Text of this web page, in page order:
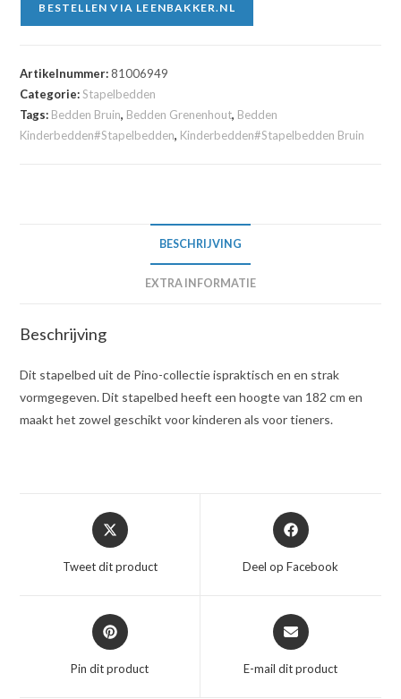
BESTELLEN VIA LEENBAKKER.NL
Artikelnummer:81006949
Categorie:Stapelbedden
Tags: Bedden Bruin, Bedden Grenenhout, Bedden
Kinderbedden#Stapelbedden, Kinderbedden#Stapelbedden Bruin
BESCHRIJVING
EXTRA INFORMATIE
Beschrijving
Dit stapelbed uit de Pino-collectie ispraktisch en en strak
vormgegeven. Dit stapelbed heeft een hoogte van 182 cm en
maakt het zowel geschikt voor kinderen als voor tieners.
Opent
in
nieuw
Tweet dit product
Opent
in
nieuw
Deel op Facebook
Opent
in
nieuw
Pin dit product
Opent
in
nieuw
E-mail dit product